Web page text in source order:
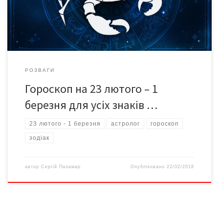
На вихідних очікуйте приємних подій та зустрічей. У понеділок
варто порадитися з кимсь досвідченим. […]
РОЗВАГИ
Гороскоп на 23 лютого – 1
березня для усіх знаків …
23 лютого - 1 березня астролог гороскоп
зодіак
автор Сергій Паламар Опубліковано22/02/2018